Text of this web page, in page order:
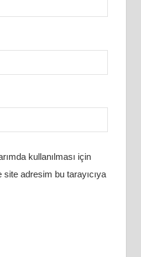
kullanılması için
adresim bu tarayıcıya